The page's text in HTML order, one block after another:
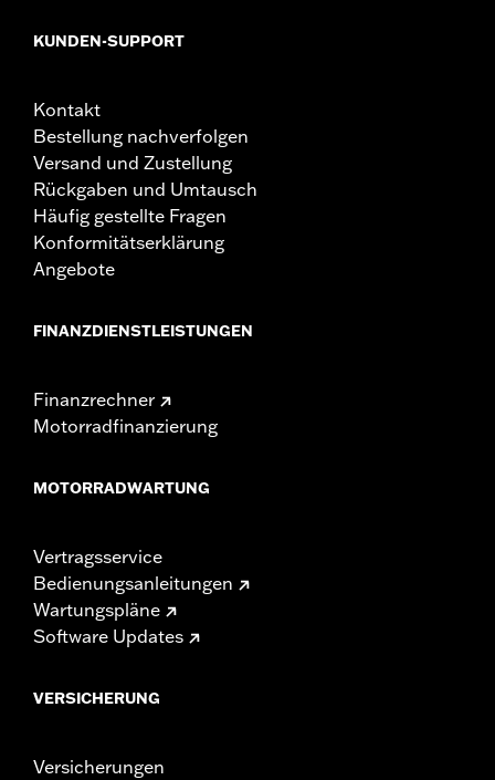
KUNDEN-SUPPORT
Kontakt
Bestellung nachverfolgen
Versand und Zustellung
Rückgaben und Umtausch
Häufig gestellte Fragen
Konformitätserklärung
Angebote
FINANZDIENSTLEISTUNGEN
Finanzrechner
Motorradfinanzierung
MOTORRADWARTUNG
Vertragsservice
Bedienungsanleitungen
Wartungspläne
Software Updates
VERSICHERUNG
Versicherungen